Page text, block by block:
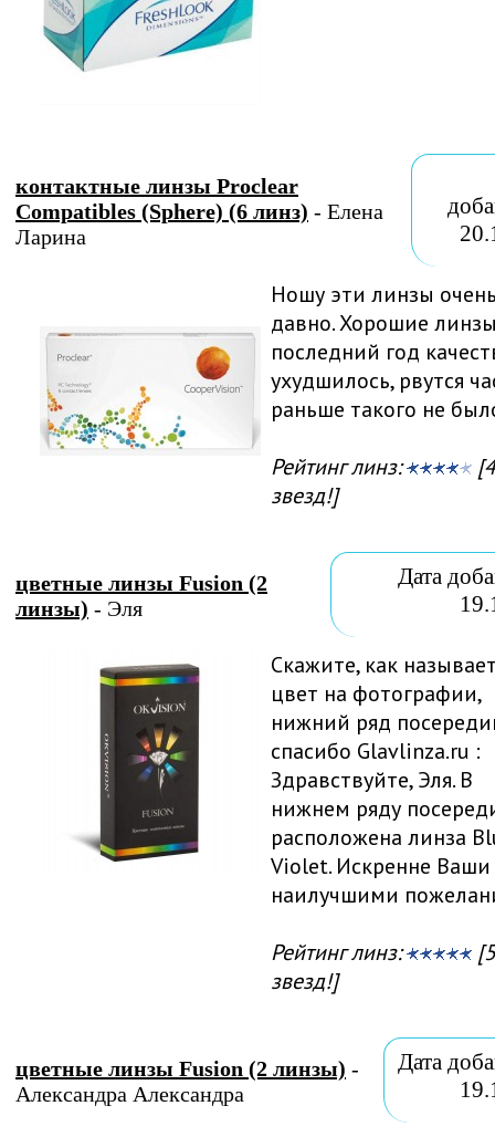
контактные линзы Proclear
Compatibles (Sphere) (6 линз) - Елена
Ларина
Ношу эти линзы
давно. Хорошие
последний год
ухудшилось, рвутся
раньше такого не
Рейтинг линз:
звезд!]
цветные линзы Fusion (2
линзы) - Эля
Дата
Скажите, как
цвет на фотографии,
нижний ряд
спасибо Glavlinza.ru :
Здравствуйте, Эля. В
нижнем ряду
расположена линза
Violet. Искренне Ваши
наилучшими
Рейтинг линз:
звезд!]
цветные линзы Fusion (2 линзы) -
Александра Александра
Дата